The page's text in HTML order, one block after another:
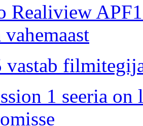
Realiview
vastab
1 seeria on